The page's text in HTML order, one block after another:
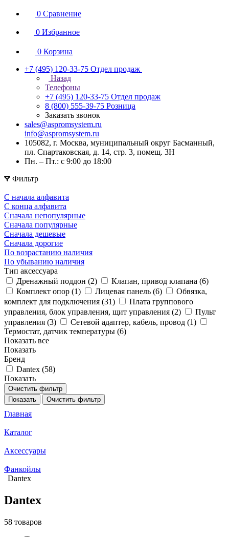
0 Сравнение
0 Избранное
0 Корзина
+7 (495) 120-33-75 Отдел продаж
Назад
Телефоны
+7 (495) 120-33-75 Отдел продаж
8 (800) 555-39-75 Розница
Заказать звонок
sales@aspromsystem.ru
info@aspromsystem.ru
105082, г. Москва, муниципальный округ Басманный,
пл. Спартаковская, д. 14, стр. 3, помещ. 3Н
Пн. – Пт.: с 9:00 до 18:00
Фильтр
С начала алфавита
С конца алфавита
Сначала непопулярные
Сначала популярные
Сначала дешевые
Сначала дорогие
По возрастанию наличия
По убыванию наличия
Тип аксессуара
Дренажный поддон (2) Клапан, привод клапана (6)
Комплект опор (1) Лицевая панель (6)
Обвязка,
комплект для подключения (31)
Плата группового
управления, блок управления, щит управления (2)
Пульт
управления (3) Сетевой адаптер, кабель, провод (1)
Термостат, датчик температуры (6)
Показать все
Показать
Бренд
Dantex (58)
Показать
Очистить фильтр
Показать
Очистить фильтр
Главная
Каталог
Аксессуары
Фанкойлы
Dantex
Dantex
58 товаров